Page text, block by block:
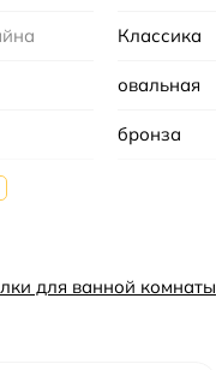
Классика
овальная
бронза
латунь
для ванной комнаты